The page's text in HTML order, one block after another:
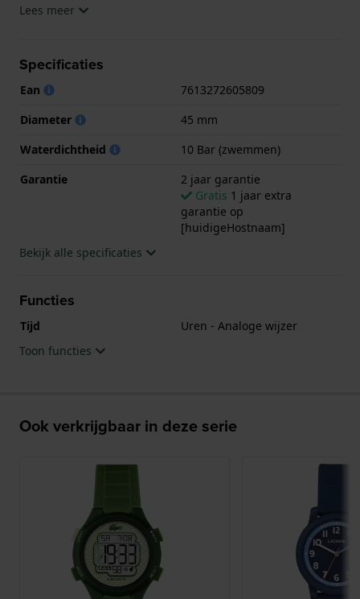
horloge geleverd met 2 jaar garantie.
Lees meer
Specificaties
Ean
7613272605809
Diameter
45 mm
Waterdichtheid
10 Bar (zwemmen)
Garantie
2 jaar garantie
Gratis 1 jaar extra
garantie op
[huidigeHostnaam]
Bekijk alle specificaties
Functies
Tijd
Uren - Analoge wijzer
Toon functies
Ook verkrijgbaar in deze serie